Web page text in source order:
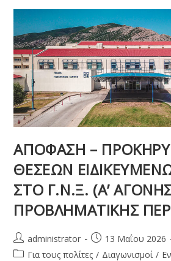
ΑΠΟΦΑΣΗ –
ΘΕΣΕΩΝ
ΣΤΟ Γ.Ν.Ξ. (Α’
ΠΡΟΒΛΗΜΑΤΙΚΗΣ
administrator
13 Μαΐου 2026
Για τους πολίτες / Διαγωνισμοί /